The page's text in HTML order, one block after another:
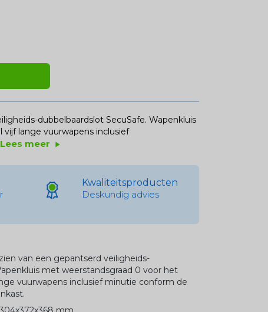
dubbelbaardslot SecuSafe. Wapenkluis
lange vuurwapens inclusief
Lees meer play_arrow
Kwaliteitsproducten
Deskundig advies
van een gepantserd veiligheids-
met weerstandsgraad 0 voor het
vuurwapens inclusief minutie conform de